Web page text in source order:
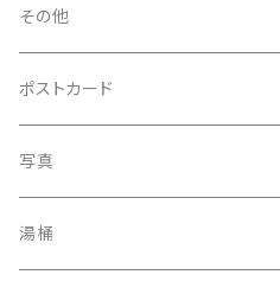
菅沼温泉ハンカチタオル
手ぬぐい
その他
コースター
うちわ
きんちゃく
ポストカード
写真
24節気少年
湯桶